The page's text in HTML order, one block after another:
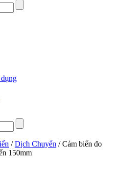
/Dịch Chuyển / Cảm biến đo
150mm